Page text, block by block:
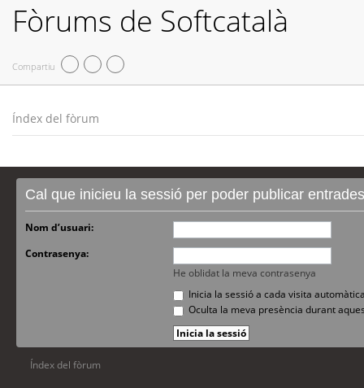
Fòrums de Softcatalà
Compartiu
Índex del fòrum
Cal que inicieu la sessió per poder publicar
Nom d’usuari:
Contrasenya:
He oblidat la meva contrasenya
Inicia la sessió a cada visita
Oculta la meva presència durant
Índex del fòrum